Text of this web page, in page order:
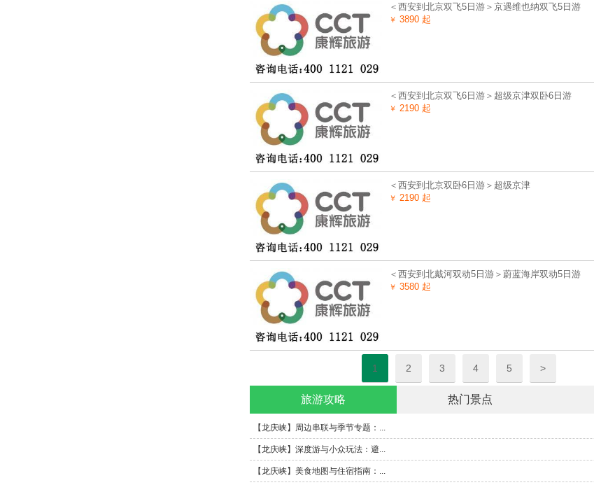
＜西安到北京双飞5日游＞京遇维也纳双飞5日游
￥ 3890 起
＜西安到北京双飞6日游＞超级京津双卧6日游
￥ 2190 起
＜西安到北京双卧6日游＞超级京津
￥ 2190 起
＜西安到北戴河双动5日游＞蔚蓝海岸双动5日游
￥ 3580 起
1 2 3 4 5 >
旅游攻略 热门景点
【龙庆峡】周边串联与季节专题：...
【龙庆峡】深度游与小众玩法：避...
【龙庆峡】美食地图与住宿指南：...